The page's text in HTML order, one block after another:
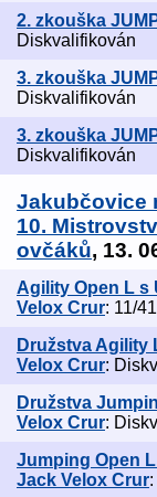
2. zkouška
Diskvalifikován
3. zkouška
Diskvalifikován
3. zkouška
Diskvalifikován
Jakubčovice
10.
ovčáků, 13.
Agility Open L s
Velox Crur: 11/
Družstva Agility
Velox Crur:
Družstva
Velox Crur:
Jumping Open
Jack Velox Crur